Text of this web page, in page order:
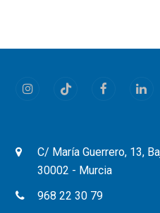
InstagramTiktok Facebook
C/ María Guerrero, 13,
30002 - Murcia
968 22 30 79